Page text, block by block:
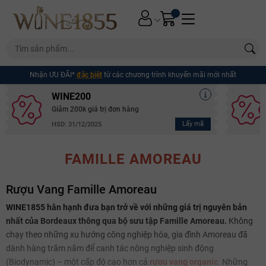
Nhận ƯU ĐÃI* đặc biệt từ các chương trình khuyến mãi mới nhất
WINE200
Giảm 200k giá trị đơn hàng
HSD: 31/12/2025 Lấy mã
FAMILLE AMOREAU
Rượu Vang Famille Amoreau
WINE1855 hân hạnh đưa bạn trở về với những giá trị nguyên bản
nhất của Bordeaux thông qua bộ sưu tập Famille Amoreau. Không
chạy theo những xu hướng công nghiệp hóa, gia đình Amoreau đã
dành hàng trăm năm để canh tác nông nghiệp sinh động
(Biodynamic) – một cấp độ cao hơn cả rượu vang organic. Những